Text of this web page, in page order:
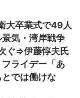
大卒業式で49人
気・湾岸戦争
ぐ⇒伊藤惇夫氏
フライデー「あ
では働けな